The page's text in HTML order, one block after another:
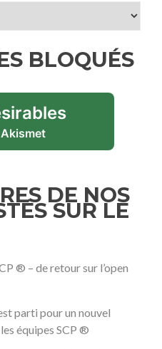
BLOQUÉS
Akismet
DE NOS
SUR LE
® – de retour sur l’open
parti pour un nouvel
équipes SCP ®